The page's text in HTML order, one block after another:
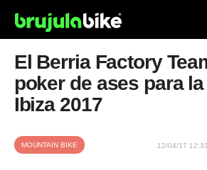
El Berria Factory
poker de ases para
Ibiza 2017
MOUNTAIN BIKE 12/04/17 12:33